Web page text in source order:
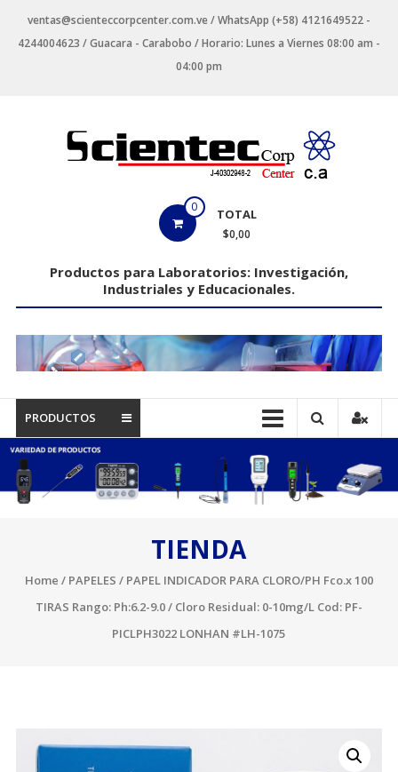
contenido
ventas@scienteccorpcenter.com.ve / WhatsApp (+58) 4121649522 -
4244004623 / Guacara - Carabobo / Horario: Lunes a Viernes 08:00 am -
04:00 pm
Laboratorios
Industriales
y
Educacionales.
0 TOTAL
$0,00
Productos para Laboratorios: Investigación,
Industriales y Educacionales.
PRODUCTOS
TIENDA
Home / PAPELES / PAPEL INDICADOR PARA CLORO/PH Fco.x 100
TIRAS Rango: Ph:6.2-9.0 / Cloro Residual: 0-10mg/L Cod: PF-
PICLPH3022 LONHAN #LH-1075